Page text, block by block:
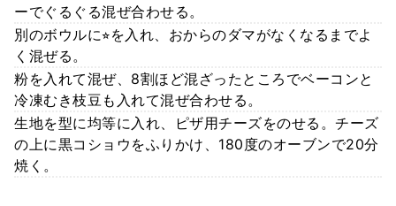
ーでぐるぐる混ぜ合わせる。
別のボウルに⭐︎を入れ、おからのダマがなくなるまでよ
く混ぜる。
粉を入れて混ぜ、8割ほど混ざったところでベーコンと
冷凍むき枝豆も入れて混ぜ合わせる。
生地を型に均等に入れ、ピザ用チーズをのせる。チーズ
の上に黒コショウをふりかけ、180度のオーブンで20分
焼く。